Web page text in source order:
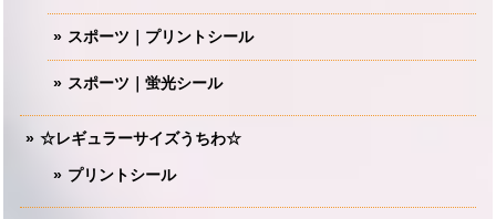
スポーツ｜プリントシール
スポーツ｜蛍光シール
☆レギュラーサイズうちわ☆
プリントシール